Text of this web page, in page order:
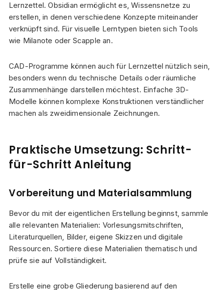
Lernzettel. Obsidian ermöglicht es, Wissensnetze zu
erstellen, in denen verschiedene Konzepte miteinander
verknüpft sind. Für visuelle Lerntypen bieten sich Tools
wie Milanote oder Scapple an.
CAD-Programme können auch für Lernzettel nützlich sein,
besonders wenn du technische Details oder räumliche
Zusammenhänge darstellen möchtest. Einfache 3D-
Modelle können komplexe Konstruktionen verständlicher
machen als zweidimensionale Zeichnungen.
Praktische Umsetzung: Schritt-
für-Schritt Anleitung
Vorbereitung und Materialsammlung
Bevor du mit der eigentlichen Erstellung beginnst, sammle
alle relevanten Materialien: Vorlesungsmitschriften,
Literaturquellen, Bilder, eigene Skizzen und digitale
Ressourcen. Sortiere diese Materialien thematisch und
prüfe sie auf Vollständigkeit.
Erstelle eine grobe Gliederung basierend auf den